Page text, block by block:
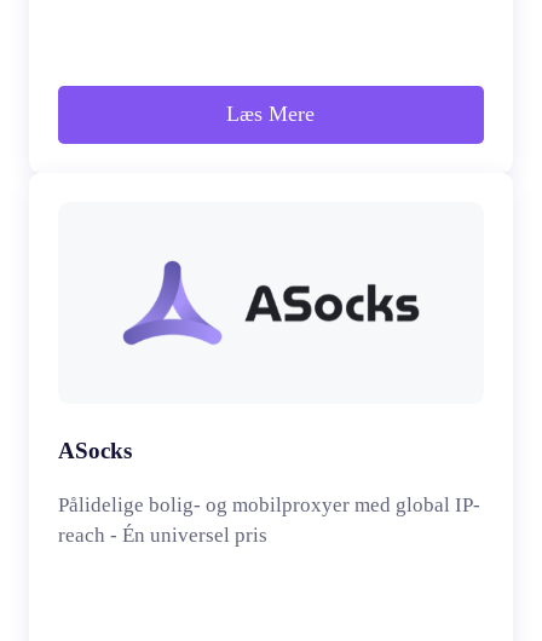
Læs Mere
ASocks
Pålidelige bolig- og mobilproxyer med global IP-
reach - Én universel pris